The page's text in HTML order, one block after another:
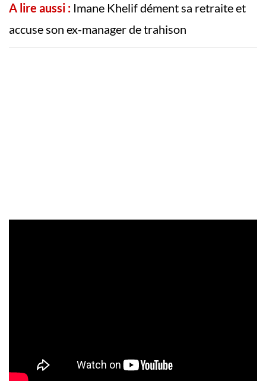
A lire aussi : Imane Khelif dément sa retraite et
accuse son ex-manager de trahison